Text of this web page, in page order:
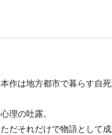
本作は地方都市で暮らす自
心理の吐露。
ただそれだけで物語として